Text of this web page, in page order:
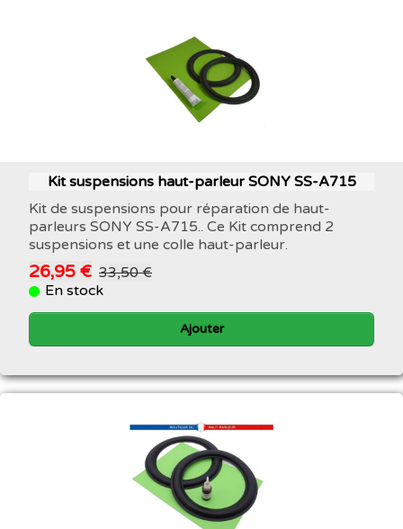
Kit suspensions haut-parleur SONY SS-A715
Kit de suspensions pour réparation de haut-
parleurs SONY SS-A715.. Ce Kit comprend 2
suspensions et une colle haut-parleur.
26,95 € 33,50 €
En stock
Ajouter